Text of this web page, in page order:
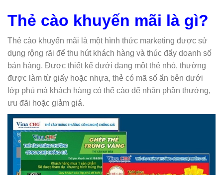
Thẻ cào khuyến mãi là gì?
Thẻ cào khuyến mãi là một hình thức marketing được sử
dụng rộng rãi để thu hút khách hàng và thúc đẩy doanh số
bán hàng. Được thiết kế dưới dạng một thẻ nhỏ, thường
được làm từ giấy hoặc nhựa, thẻ có mã số ẩn bên dưới
lớp phủ mà khách hàng có thể cào để nhận phần thưởng,
ưu đãi hoặc giảm giá.